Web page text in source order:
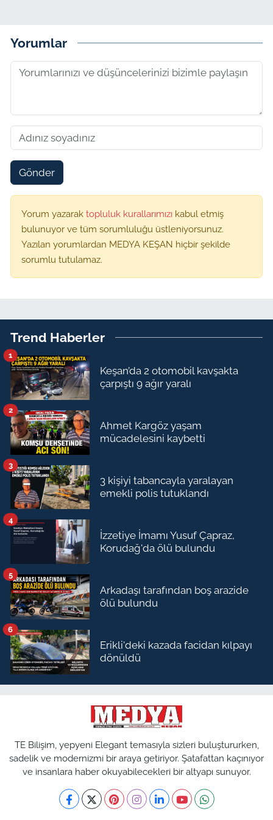
Yorumlar
Gönder
Yorum yazarak topluluk kurallarımızı kabul etmiş
bulunuyor ve tüm sorumluluğu üstleniyorsunuz.
Yazılan yorumlardan MEDYA KEŞAN hiçbir şekilde
sorumlu tutulamaz.
Trend Haberler
Keşan’da 2 otomobil kavşakta
çarpıştı 9 ağır yaralı
1
Ahmet Kargöz yaşam
mücadelesini kaybetti
2
3 kişiyi tabancayla yaralayan
emekli polis tutuklandı
3
İzzetiye İmamı Yusuf Çapraz,
Korudağ'da ölü bulundu
4
Arkadaşı tarafından boş arazide
ölü bulundu
5
Erikli'deki kazada facidan kılpayı
dönüldü
6
TE Bilişim, yepyeni Elegant temasıyla sizleri buluştururken,
sadelik ve modernizmi bir araya getiriyor. Şatafattan kaçınıyor
ve insanlara haber okuyabilecekleri bir altyapı sunuyor.